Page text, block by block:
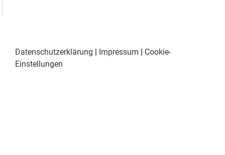
Datenschutzerklärung Impressum
Cookie-
Einstellungen